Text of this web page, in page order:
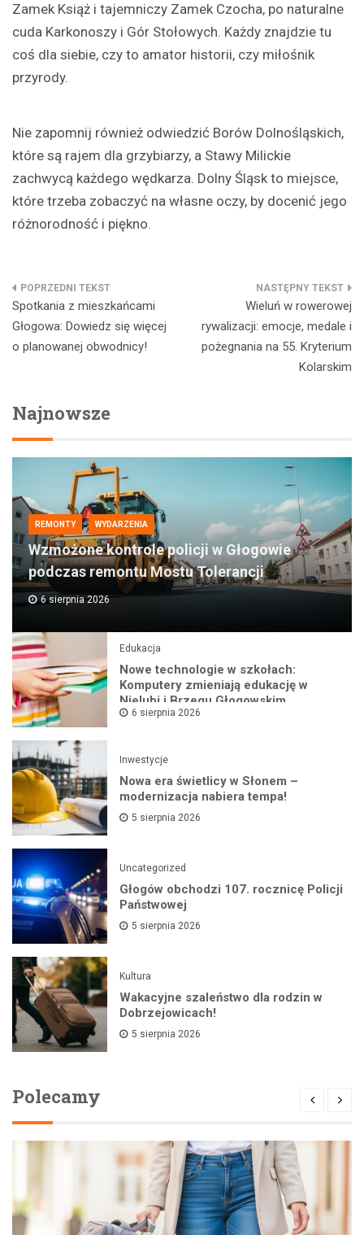
Zamek Książ i tajemniczy Zamek Czocha, po naturalne
cuda Karkonoszy i Gór Stołowych. Każdy znajdzie tu
coś dla siebie, czy to amator historii, czy miłośnik
przyrody.
Nie zapomnij również odwiedzić Borów Dolnośląskich,
które są rajem dla grzybiarzy, a Stawy Milickie
zachwycą każdego wędkarza. Dolny Śląsk to miejsce,
które trzeba zobaczyć na własne oczy, by docenić jego
różnorodność i piękno.
Nawigacja
wpisu
Spotkania z mieszkańcami
Głogowa: Dowiedz się więcej
o planowanej obwodnicy!
Wieluń w rowerowej
rywalizacji: emocje, medale i
pożegnania na 55. Kryterium
Kolarskim
Najnowsze
REMONTY WYDARZENIA
Wzmożone kontrole policji w Głogowie
podczas remontu Mostu Tolerancji
6 sierpnia 2026
Edukacja
Nowe technologie w szkołach:
Komputery zmieniają edukację w
Nielubi i Brzegu Głogowskim
6 sierpnia 2026
Inwestycje
Nowa era świetlicy w Słonem –
modernizacja nabiera tempa!
5 sierpnia 2026
Uncategorized
Głogów obchodzi 107. rocznicę Policji
Państwowej
5 sierpnia 2026
Kultura
Wakacyjne szaleństwo dla rodzin w
Dobrzejowicach!
5 sierpnia 2026
Polecamy